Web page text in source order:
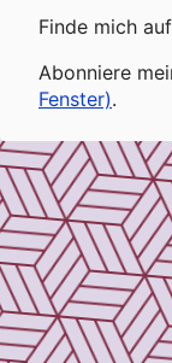
Finde mich
Abonniere
Fenster).